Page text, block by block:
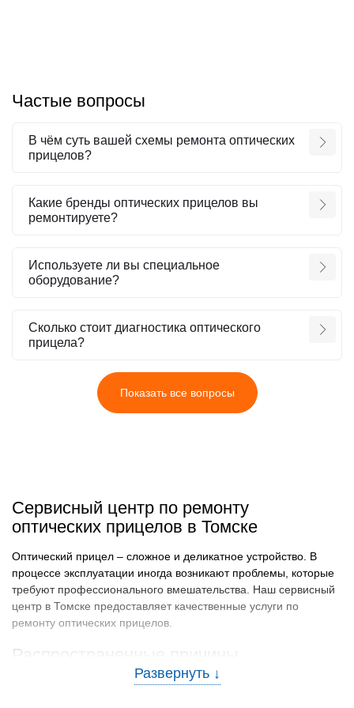
Частые вопросы
В чём суть вашей схемы ремонта оптических
прицелов?
Какие бренды оптических прицелов вы
ремонтируете?
Используете ли вы специальное
оборудование?
Сколько стоит диагностика оптического
прицела?
Показать все вопросы
Сервисный центр по ремонту
оптических прицелов в Томске
Оптический прицел – сложное и деликатное устройство. В
процессе эксплуатации иногда возникают проблемы, которые
требуют профессионального вмешательства. Наш сервисный
центр в Томске предоставляет качественные услуги по
ремонту оптических прицелов.
Распространенные причины
неисправностей